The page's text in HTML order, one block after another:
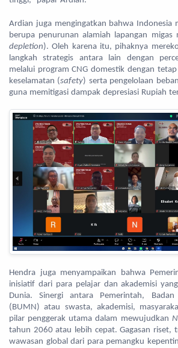
Ardian juga mengingatkan bahwa Indonesia
berupa penurunan alamiah lapangan migas
depletion). Oleh karena itu, pihaknya
langkah strategis antara lain dengan
melalui program CNG domestik dengan
keselamatan (safety) serta pengelolaan
guna memitigasi dampak depresiasi Rupiah
Hendra juga menyampaikan bahwa
inisiatif dari para pelajar dan akademisi
Dunia. Sinergi antara Pemerintah,
(BUMN) atau swasta, akademisi,
pilar penggerak utama dalam mewujudkan
tahun 2060 atau lebih cepat. Gagasan riset,
wawasan global dari para pemangku